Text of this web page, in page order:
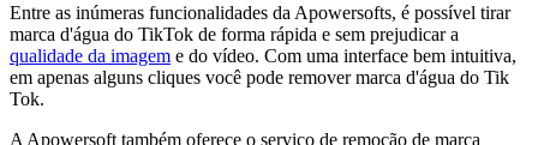
Entre as inúmeras funcionalidades da Apowersofts, é possível tirar
marca d'água do TikTok de forma rápida e sem prejudicar a
qualidade da imagem e do vídeo. Com uma interface bem intuitiva,
em apenas alguns cliques você pode remover marca d'água do Tik
Tok.
A Apowersoft também oferece o serviço de remoção de marca